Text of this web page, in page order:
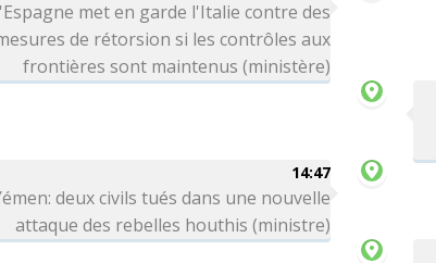
met en garde l'Italie contre des
de rétorsion si les contrôles aux
frontières sont maintenus (ministère)
14:47
deux civils tués dans une nouvelle
attaque des rebelles houthis (ministre)